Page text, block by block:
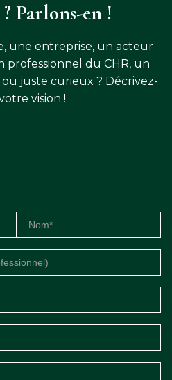
Parlons-en !
une entreprise, un acteur
professionnel du CHR, un
juste curieux ? Décrivez-
vision !